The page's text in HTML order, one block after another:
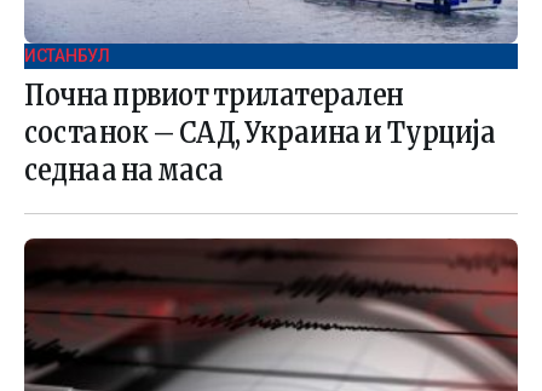
ИСТАНБУЛ
Почна првиот трилатерален
состанок – САД, Украина и Турција
седнаа на маса